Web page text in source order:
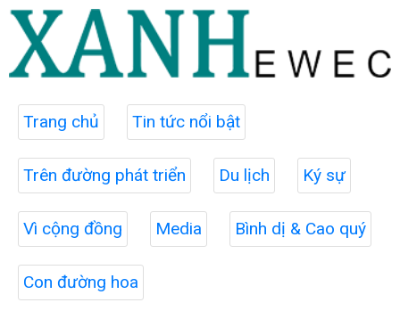
Trang chủ Tin tức nổi bật
Trên đường phát triển Du lịch Ký sự
Vì cộng đồng Media Bình dị & Cao quý
Con đường hoa